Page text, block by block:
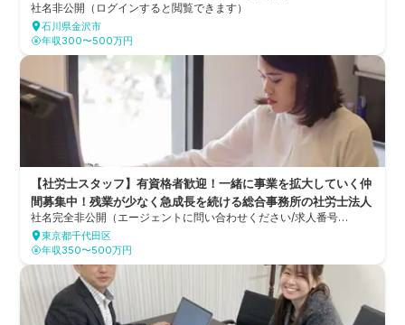
社名非公開（ログインすると閲覧できます）
石川県金沢市
年収300〜500万円
【社労士スタッフ】有資格者歓迎！一緒に事業を拡大していく仲
間募集中！残業が少なく急成長を続ける総合事務所の社労士法人
社名完全非公開（エージェントに問い合わせください/求人番号
22159）
東京都千代田区
年収350〜500万円